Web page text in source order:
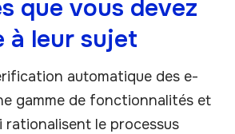
que vous devez
à leur sujet
automatique des e-
gamme de fonctionnalités et
rationalisent le processus